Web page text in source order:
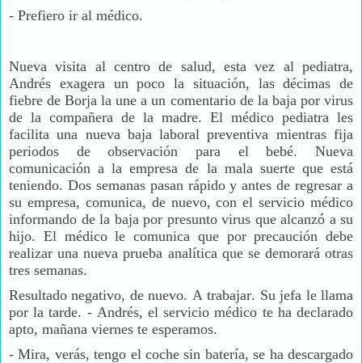
- Prefiero ir al médico.
Nueva visita al centro de salud, esta vez al pediatra,
Andrés exagera un poco la situación, las décimas de
fiebre de Borja la une a un comentario de la baja por virus
de la compañera de la madre. El médico pediatra les
facilita una nueva baja laboral preventiva mientras fija
periodos de observación para el bebé. Nueva
comunicación a la empresa de la mala suerte que está
teniendo. Dos semanas pasan rápido y antes de regresar a
su empresa, comunica, de nuevo, con el servicio médico
informando de la baja por presunto virus que alcanzó a su
hijo. El médico le comunica que por precaución debe
realizar una nueva prueba analítica que se demorará otras
tres semanas.
Resultado negativo, de nuevo. A trabajar. Su jefa le llama
por la tarde. - Andrés, el servicio médico te ha declarado
apto, mañana viernes te esperamos.
- Mira, verás, tengo el coche sin batería, se ha descargado